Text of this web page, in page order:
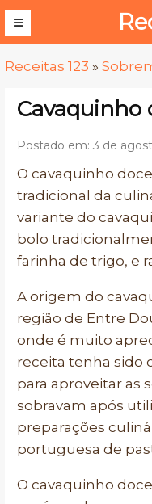
Receitas 123 »
Cavaquinho
Postado em: 3 de
O cavaquinho
tradicional da
variante do
bolo
farinha de trigo, e
A origem do
região de Entre
onde é muito
receita tenha sido
para aproveitar as
sobravam após
preparações
portuguesa de
O cavaquinho